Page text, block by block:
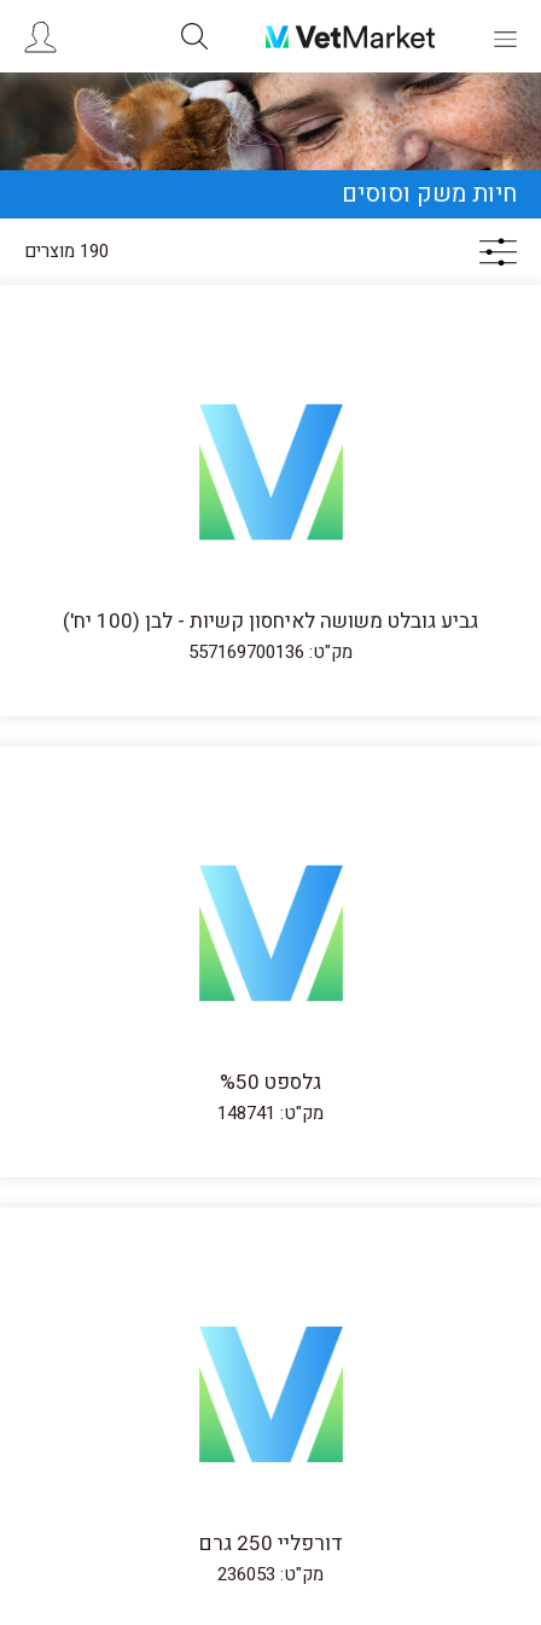
חיות משק וסוסים
190 מוצרים
גביע גובלט משושה לאיחסון קשיות - לבן (100 יח')
מק"ט: 557169700136
גלספט %50
מק"ט: 148741
דורפליי 250 גרם
מק"ט: 236053